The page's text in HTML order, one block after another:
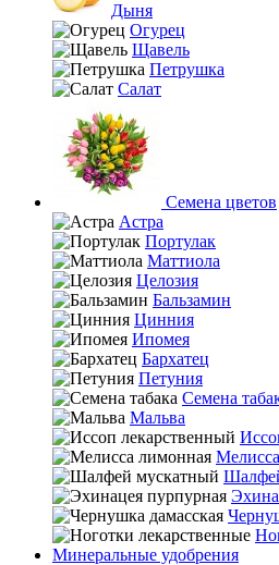
Дыня
Огурец
Щавель
Петрушка
Салат
Семена цветов
Астра
Портулак
Маттиола
Целозия
Бальзамин
Цинния
Ипомея
Бархатец
Петуния
Семена
Мальва
Минеральные удобрения